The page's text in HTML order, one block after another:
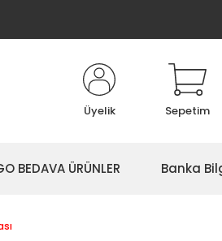
Üyelik Sepetim
BEDAVA ÜRÜNLER Banka